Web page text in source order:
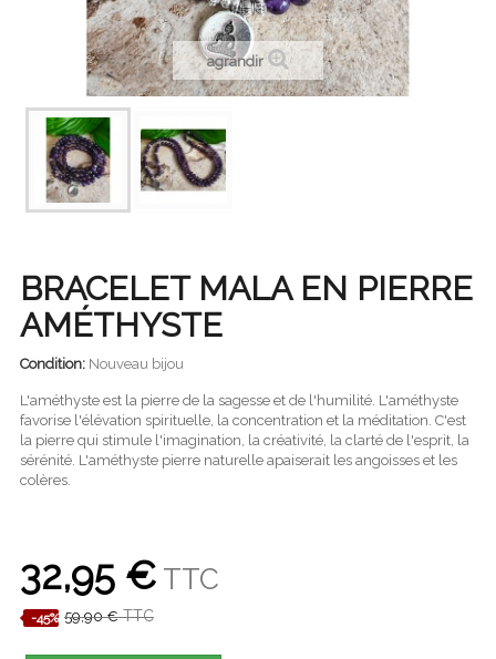
agrandir
BRACELET MALA EN PIERRE
AMÉTHYSTE
Condition: Nouveau bijou
L'améthyste est la pierre de la sagesse et de l'humilité. L'améthyste
favorise l'élévation spirituelle, la concentration et la méditation. C'est
la pierre qui stimule l'imagination, la créativité, la clarté de l'esprit, la
sérénité. L'améthyste pierre naturelle apaiserait les angoisses et les
colères.
32,95 €TTC
-45% 59,90 €TTC